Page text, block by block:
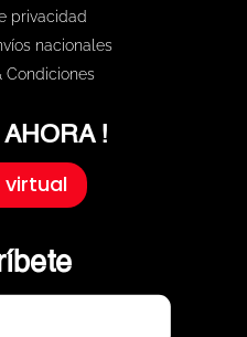
privacidad
nacionales
Condiciones
AHORA !
virtual